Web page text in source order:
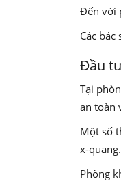
Đến với
Các
Đầu
Tại
an toàn
Một số
x-
Phòng